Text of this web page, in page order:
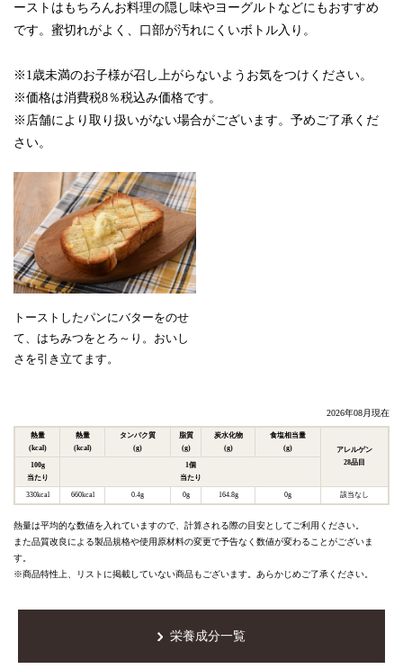
ーストはもちろんお料理の隠し味やヨーグルトなどにもおすすめ
です。蜜切れがよく、口部が汚れにくいボトル入り。
※1歳未満のお子様が召し上がらないようお気をつけください。
※価格は消費税8％税込み価格です。
※店舗により取り扱いがない場合がございます。予めご了承くだ
さい。
トーストしたパンにバターをのせ
て、はちみつをとろ～り。おいし
さを引き立てます。
2026年08月現在
熱量
(kcal)
熱量
(kcal)
タンパク質
(g)
脂質
(g)
炭水化物
(g)
食塩相当量
(g)
アレルゲン
28品目
100g
当たり
1個
当たり
330kcal 660kcal 0.4g 0g 164.8g 0g 該当なし
熱量は平均的な数値を入れていますので、計算される際の目安としてご利用ください。
また品質改良による製品規格や使用原材料の変更で予告なく数値が変わることがございま
す。
※商品特性上、リストに掲載していない商品もございます。あらかじめご了承ください。
栄養成分一覧